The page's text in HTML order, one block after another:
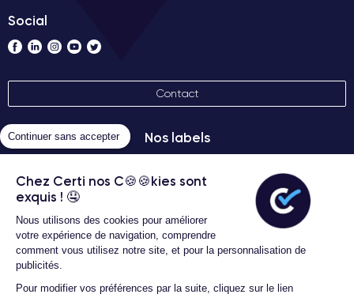
Continuer sans accepter
Chez Certi nos C🍪🍪kies sont
exquis ! 🤤
Nous utilisons des cookies pour améliorer
votre expérience de navigation, comprendre
comment vous utilisez notre site, et pour la personnalisation de
publicités.
Pour modifier vos préférences par la suite, cliquez sur le lien
Social
Contact
Nos labels
réservés